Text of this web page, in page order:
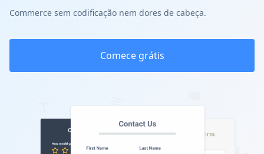
Commerce sem codificação nem dores de cabeça.
Comece grátis